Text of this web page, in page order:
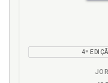
licitação e
Maximalismo da
Modalidades de
4ª